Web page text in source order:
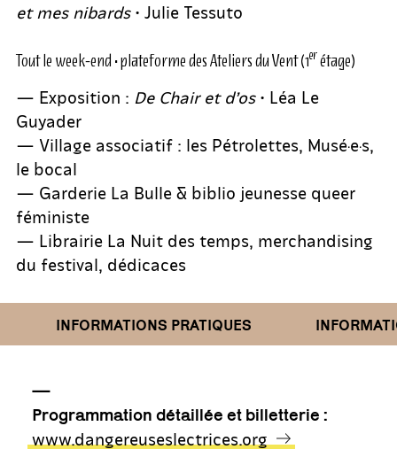
et mes nibards• Julie Tessuto
Tout le week-end • plateforme des Ateliers du Vent (1erétage)
— Exposition : De Chair et d’os• Léa Le
Guyader
— Village associatif : les Pétrolettes, Musé·e·s,
le bocal
— Garderie La Bulle & biblio jeunesse queer
féministe
— Librairie La Nuit des temps, merchandising
du festival, dédicaces
INFORMATIONS PRATIQUES
—
Programmation détaillée et billetterie :
www.dangereuseslectrices.org